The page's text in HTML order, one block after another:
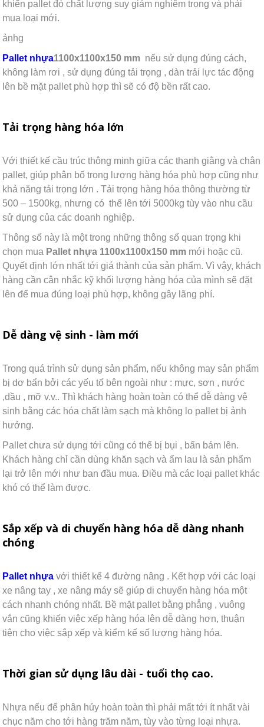
khiến pallet đó chất lượng suy giảm nghiêm trọng và phải
mua loại mới.
ảnhg
Pallet nhựa1100x1100x150 mm nếu sử dụng đúng cách,
không làm rơi , sử dụng đúng tải trọng , dàn trải lực tác động
lên bề mặt pallet phù hợp thì sẽ có độ bền rất cao.
Tải trọng hàng hóa lớn
Với thiết kế cầu trúc thông minh giữa các thanh giằng và chân
pallet, giúp phân bố trọng lượng hàng hóa phù hợp cũng như
khả năng tải trọng lớn . Tải trọng hàng hóa thông thường từ
500 – 1500kg, nhưng có thể lên tới 5000kg tùy vào nhu cầu
sử dụng của các doanh nghiệp.
Thông số này là một trong những thông số quan trọng khi
chọn mua Pallet nhựa 1100x1100x150 mm mới hoặc cũ.
Quyết định lớn nhất tới giá thành của sản phẩm. Vì vậy, khách
hàng cần cân nhắc kỹ khối lượng hàng hóa của mình sẽ đặt
lên để mua đúng loại phù hợp, không gây lãng phí.
Dễ dàng vệ sinh - làm mới
Trong quá trình sử dụng sản phẩm, nếu không may sản phẩm
bị dơ bẩn bởi các yếu tố bên ngoài như : mực, sơn , nước
,dầu , mỡ v.v.. Thì khách hàng hoàn toàn có thể dễ dàng vệ
sinh bằng các hóa chất làm sạch mà không lo pallet bị ảnh
hưởng.
Pallet chưa sử dụng tới cũng có thể bị bụi , bẩn bám lên.
Khách hàng chỉ cần dùng khăn sạch và ẩm lau là sản phẩm
lại trở lên mới như ban đầu mua. Điều mà các loại pallet khác
khó có thể làm được.
Sắp xếp và di chuyển hàng hóa dễ dàng nhanh
chóng
Pallet nhựa với thiết kế 4 đường nâng . Kết hợp với các loại
xe nâng tay , xe nâng máy sẽ giúp di chuyển hàng hóa một
cách nhanh chóng nhất. Bề mặt pallet bằng phẳng , vuông
vắn cũng khiến việc xếp hàng hóa lên dễ dàng hơn, thuận
tiện cho việc sắp xếp và kiểm kế số lượng hàng hóa.
Thời gian sử dụng lâu dài - tuổi thọ cao.
Nhựa nếu để phân hủy hoàn toàn thì phải mất tới ít nhất vài
chục năm cho tới hàng trăm năm, tùy vào từng loại nhựa.